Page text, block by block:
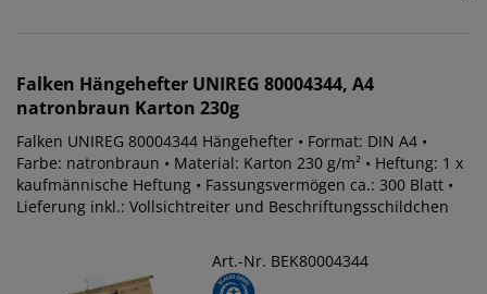
Falken Hängehefter UNIREG 80004344, A4
natronbraun Karton 230g
Falken UNIREG 80004344 Hängehefter • Format: DIN A4 •
Farbe: natronbraun • Material: Karton 230 g/m² • Heftung: 1 x
kaufmännische Heftung • Fassungsvermögen ca.: 300 Blatt •
Lieferung inkl.: Vollsichtreiter und Beschriftungsschildchen
Art.-Nr. BEK80004344